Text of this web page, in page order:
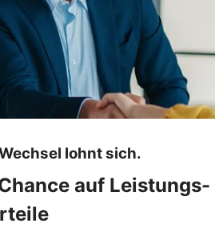
lohnt sich.
auf Leistungs-